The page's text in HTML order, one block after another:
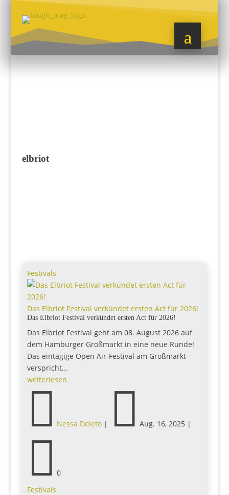
elbriot
Festivals
Das Elbriot Festival verkündet ersten Act für 2026!
Das Elbriot Festival verkündet ersten Act für 2026!
Das Elbriot Festival geht am 08. August 2026 auf
dem Hamburger Großmarkt in eine neue Runde!
Das eintägige Open Air-Festival am Großmarkt
verspricht...
weiterlesen
 Nessa Deleto|  Aug. 16, 2025 |
 0
Festivals